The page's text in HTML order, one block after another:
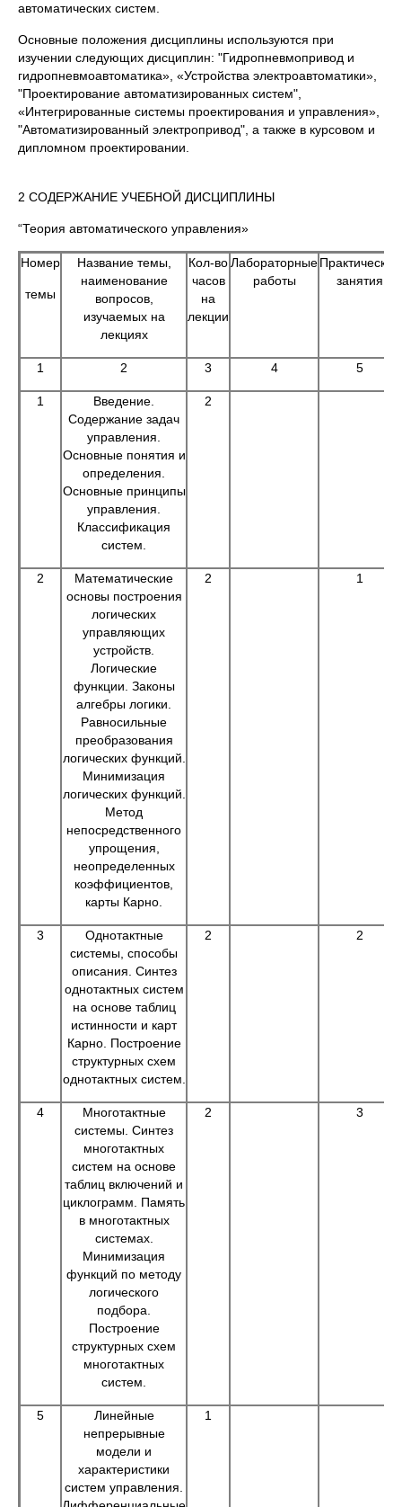
автоматических систем.
Основные положения дисциплины используются при
изучении следующих дисциплин: "Гидропневмопривод и
гидропневмоавтоматика», «Устройства электроавтоматики»,
"Проектирование автоматизированных систем",
«Интегрированные системы проектирования и управления»,
"Автоматизированный электропривод", а также в курсовом и
дипломном проектировании.
2 СОДЕРЖАНИЕ УЧЕБНОЙ ДИСЦИПЛИНЫ
“Теория автоматического управления»
Номер
темы
Название темы,
наименование
вопросов,
изучаемых на
лекциях
Кол-во
часов
на
лекции
Лабораторные
работы
Практические
занятия
1 2 3 4 5
1
Введение.
Содержание задач
управления.
Основные понятия и
определения.
Основные принципы
управления.
Классификация
систем.
2
2
Математические
основы построения
логических
управляющих
устройств.
Логические
функции. Законы
алгебры логики.
Равносильные
преобразования
логических функций.
Минимизация
логических функций.
Метод
непосредственного
упрощения,
неопределенных
коэффициентов,
карты Карно.
2 1
3
Однотактные
системы, способы
описания. Синтез
однотактных систем
на основе таблиц
истинности и карт
Карно. Построение
структурных схем
однотактных систем.
2 2
4
Многотактные
системы. Синтез
многотактных
систем на основе
таблиц включений и
циклограмм. Память
в многотактных
системах.
Минимизация
функций по методу
логического
подбора.
Построение
структурных схем
многотактных
систем.
2 3
5
Линейные
непрерывные
модели и
характеристики
систем управления.
1